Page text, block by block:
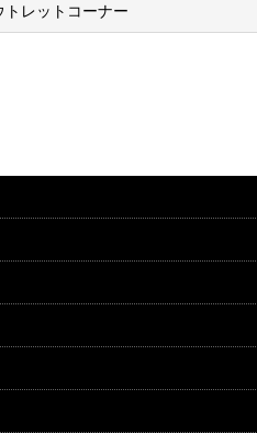
トレットコーナー